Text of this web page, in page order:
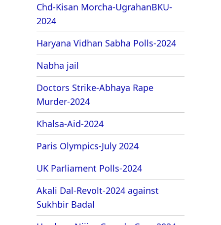
Chd-Kisan Morcha-UgrahanBKU-
2024
Haryana Vidhan Sabha Polls-2024
Nabha jail
Doctors Strike-Abhaya Rape
Murder-2024
Khalsa-Aid-2024
Paris Olympics-July 2024
UK Parliament Polls-2024
Akali Dal-Revolt-2024 against
Sukhbir Badal